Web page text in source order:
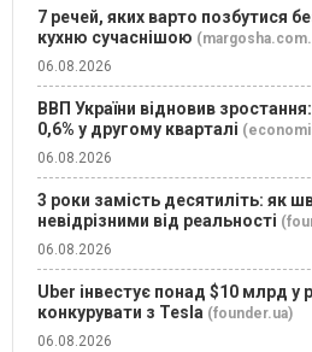
7 речей, яких варто позбутися
кухню сучаснішою
06.08.2026
ВВП України відновив
0,6% у другому кварталі
06.08.2026
3 роки замість десятиліть: як
невідрізними від реальності
06.08.2026
Uber інвестує понад $10 млрд у
конкурувати з Tesla (founder.ua)
06.08.2026